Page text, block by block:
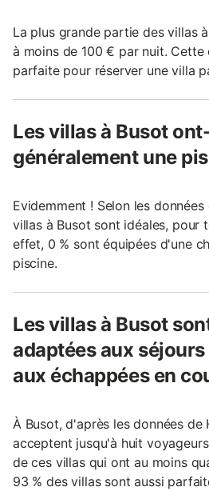
La plus grande partie des villas
à moins de 100 € par nuit.
parfaite pour réserver une villa
Les villas à Busot
généralement une
Evidemment ! Selon les
villas à Busot sont idéales, pour
effet, 0 % sont équipées d'une
piscine.
Les villas à Busot
adaptées aux
aux échappées en
À Busot, d'après les données de
acceptent jusqu'à huit
de ces villas qui ont au moins
93 % des villas sont aussi